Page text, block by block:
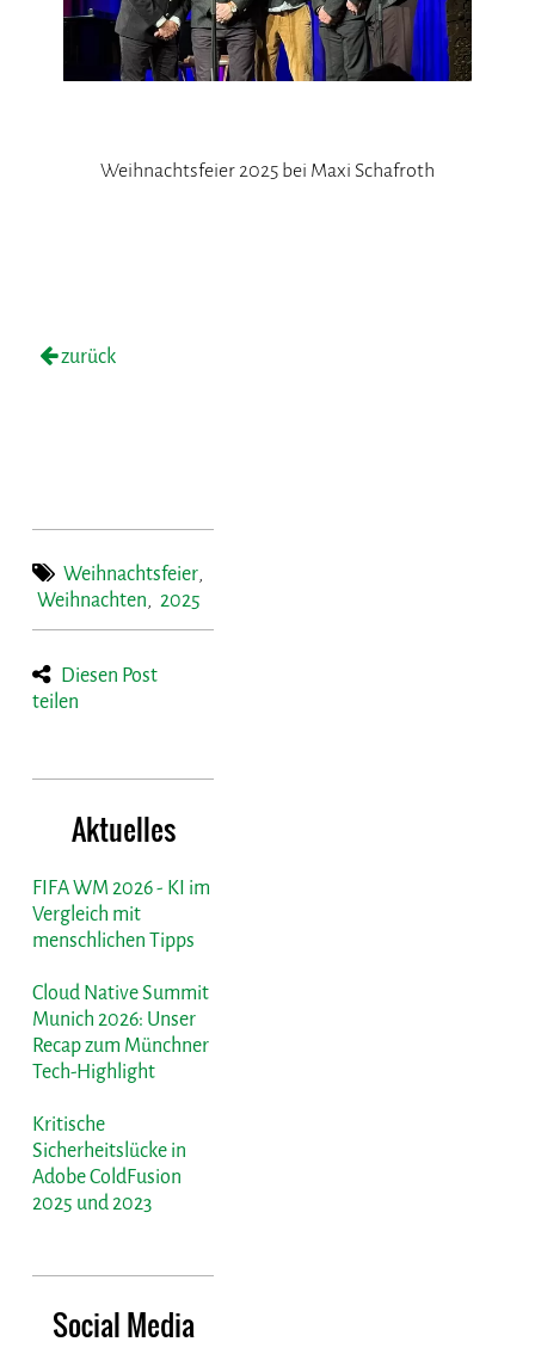
Weihnachtsfeier 2025 bei Maxi Schafroth
zurück
Weihnachtsfeier,
Weihnachten, 2025
Diesen Post
teilen
Aktuelles
FIFA WM 2026 - KI im
Vergleich mit
menschlichen Tipps
Cloud Native Summit
Munich 2026: Unser
Recap zum Münchner
Tech-Highlight
Kritische
Sicherheitslücke in
Adobe ColdFusion
2025 und 2023
Social Media